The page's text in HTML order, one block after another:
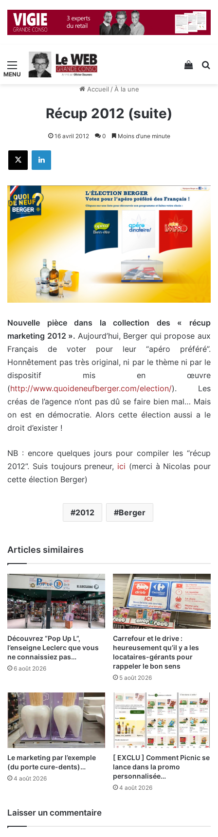
Menu Voir
Accueil / À la une
Récup 2012 (suite)
16 avril 2012 0 Moins d’une minute
X Linkedin
Nouvelle pièce dans la collection des « récup
marketing 2012 ». Aujourd’hui, Berger qui propose aux
Français de voter pour leur “apéro préféré”.
Honnêtement pas très original, ni par le thème ni par le
dispositif mis en œuvre
(http://www.quoideneufberger.com/election/). Les
créas de l’agence n’ont pas dû se faire bien mal… Mais
on est en démocratie. Alors cette élection aussi a le
droit d’exister !
NB : encore quelques jours pour compiler les “récup
2012”. Suis toujours preneur, ici (merci à Nicolas pour
cette élection Berger)
2012 Berger
Articles similaires
Découvrez “Pop Up L”,
l’enseigne Leclerc que vous
ne connaissiez pas…
6 août 2026
Carrefour et le drive :
heureusement qu’il y a les
locataires-gérants pour
rappeler le bon sens
5 août 2026
Le marketing par l’exemple
(du porte cure-dents)…
4 août 2026
[ EXCLU ] Comment Picnic se
lance dans la promo
personnalisée…
4 août 2026
Laisser un commentaire